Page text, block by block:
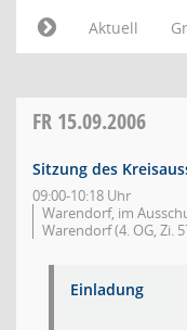
Aktuell
FR 15.09.2006
Sitzung des
09:00-10:18 Uhr
Warendorf, im
Warendorf (4. OG, Zi.
Einladung